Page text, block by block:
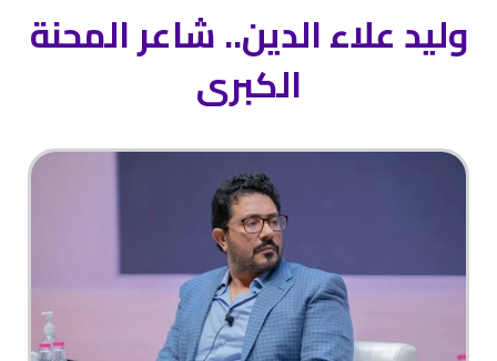
وليد علاء الدين.. شاعر المحنة
الكبرى